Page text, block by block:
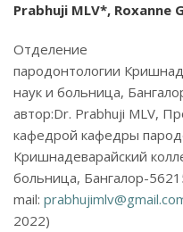
Prabhuji MLV*, Roxanne
Отделение
пародонтологии
наук и больница,
автор:Dr. Prabhuji MLV,
кафедрой кафедры
Кришнадеварайский
больница, Бангалор-
mail:
2022)